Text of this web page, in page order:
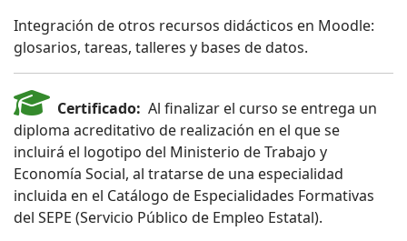
Integración de otros recursos didácticos en Moodle:
glosarios, tareas, talleres y bases de datos.
Certificado: Al finalizar el curso se entrega un
diploma acreditativo de realización en el que se
incluirá el logotipo del Ministerio de Trabajo y
Economía Social, al tratarse de una especialidad
incluida en el Catálogo de Especialidades Formativas
del SEPE (Servicio Público de Empleo Estatal).